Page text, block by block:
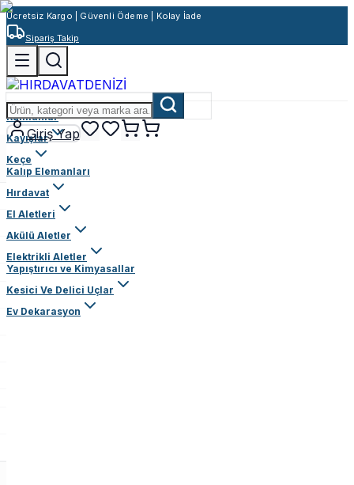
Ücretsiz Kargo | Güvenli Ödeme | Kolay İade
Sipariş Takip
Giriş Yap
Rulmanlar
Kayışlar
Keçe
Kalıp Elemanları
Hırdavat
El Aletleri
Akülü Aletler
Elektrikli Aletler
Yapıştırıcı ve Kimyasallar
Kesici Ve Delici Uçlar
Ev Dekarasyon